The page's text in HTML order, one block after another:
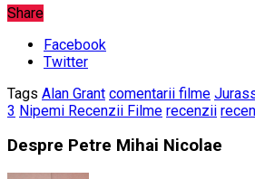
Share
Facebook
Twitter
Tags Alan Grant comentarii filme
3 Nipemi Recenzii Filme recenzii
Despre Petre Mihai Nicolae